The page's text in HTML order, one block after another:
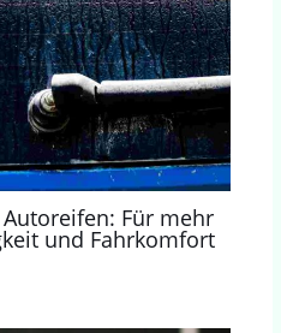
Für mehr
und Fahrkomfort